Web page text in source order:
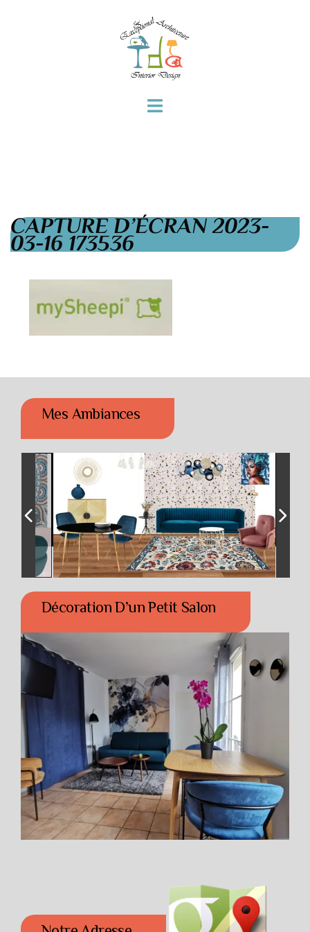
CAPTURE D’ÉCRAN 2023-
03-16 173536
Mes Ambiances
Décoration D’un Petit Salon